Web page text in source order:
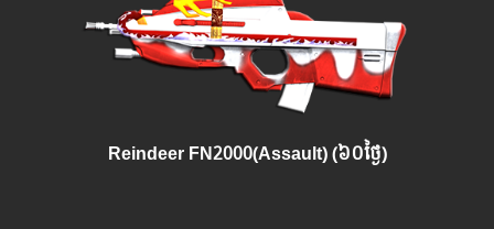
Reindeer FN2000(Assault) (៦០ថ្ងៃ)